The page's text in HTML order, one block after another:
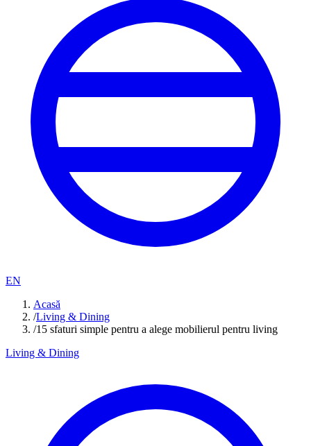
EN
Acasă
/Living & Dining
/15 sfaturi simple pentru a alege mobilierul pentru living
Living & Dining